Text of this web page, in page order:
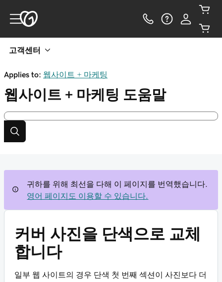
고객센터
Applies to: 웹사이트 + 마케팅
웹사이트 + 마케팅 도움말
귀하를 위해 최선을 다해 이 페이지를 번역했습니다.
영어 페이지도 이용할 수 있습니다.
커버 사진을 단색으로 교체
합니다
일부 웹 사이트의 경우 단색 첫 번째 섹션이 사진보다 더